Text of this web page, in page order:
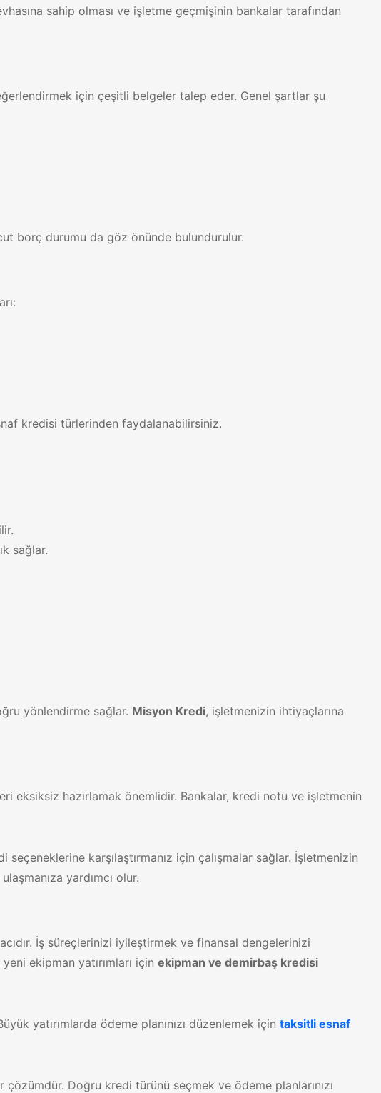
sahip olması ve işletme geçmişinin bankalar tarafından
için çeşitli belgeler talep eder. Genel şartlar şu
borç durumu da göz önünde bulundurulur.
kredisi türlerinden faydalanabilirsiniz.
sağlar.
yönlendirme sağlar. Misyon Kredi, işletmenizin ihtiyaçlarına
eksiksiz hazırlamak önemlidir. Bankalar, kredi notu ve işletmenin
karşılaştırmanız için çalışmalar sağlar. İşletmenizin
yardımcı olur.
İş süreçlerinizi iyileştirmek ve finansal dengelerinizi
yeni ekipman yatırımları için ekipman ve demirbaş kredisi
yatırımlarda ödeme planınızı düzenlemek için taksitli esnaf
Doğru kredi türünü seçmek ve ödeme planlarınızı